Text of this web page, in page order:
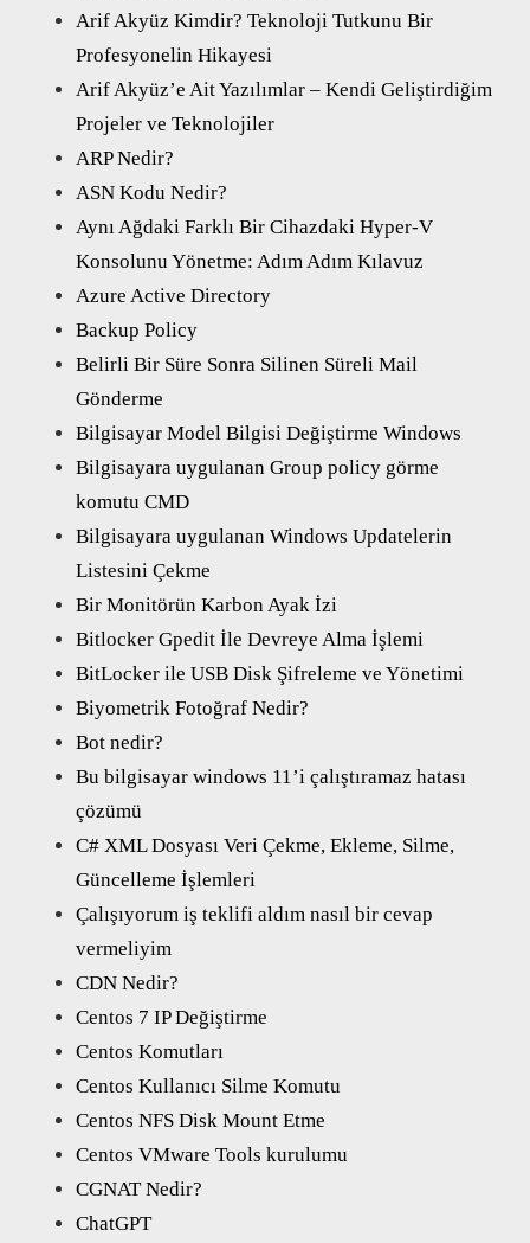
Arif Akyüz Kimdir? Teknoloji Tutkunu Bir
Profesyonelin Hikayesi
Arif Akyüz’e Ait Yazılımlar – Kendi Geliştirdiğim
Projeler ve Teknolojiler
ARP Nedir?
ASN Kodu Nedir?
Aynı Ağdaki Farklı Bir Cihazdaki Hyper-V
Konsolunu Yönetme: Adım Adım Kılavuz
Azure Active Directory
Backup Policy
Belirli Bir Süre Sonra Silinen Süreli Mail
Gönderme
Bilgisayar Model Bilgisi Değiştirme Windows
Bilgisayara uygulanan Group policy görme
komutu CMD
Bilgisayara uygulanan Windows Updatelerin
Listesini Çekme
Bir Monitörün Karbon Ayak İzi
Bitlocker Gpedit İle Devreye Alma İşlemi
BitLocker ile USB Disk Şifreleme ve Yönetimi
Biyometrik Fotoğraf Nedir?
Bot nedir?
Bu bilgisayar windows 11’i çalıştıramaz hatası
çözümü
C# XML Dosyası Veri Çekme, Ekleme, Silme,
Güncelleme İşlemleri
Çalışıyorum iş teklifi aldım nasıl bir cevap
vermeliyim
CDN Nedir?
Centos 7 IP Değiştirme
Centos Komutları
Centos Kullanıcı Silme Komutu
Centos NFS Disk Mount Etme
Centos VMware Tools kurulumu
CGNAT Nedir?
ChatGPT